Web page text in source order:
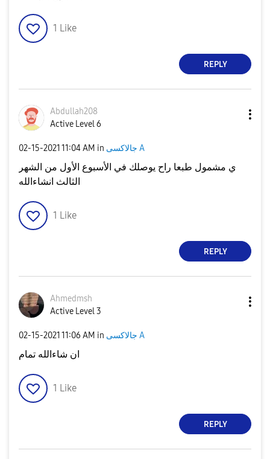
1 Like
REPLY
Abdullah208
Active Level 6
‎02-15-2021 11:04 AM in جالاكسى A
ي مشمول طبعا راح يوصلك في الأسبوع الأول من الشهر
الثالث انشاءالله
1 Like
REPLY
Ahmedmsh
Active Level 3
‎02-15-2021 11:06 AM in جالاكسى A
ان شاءالله تمام
1 Like
REPLY